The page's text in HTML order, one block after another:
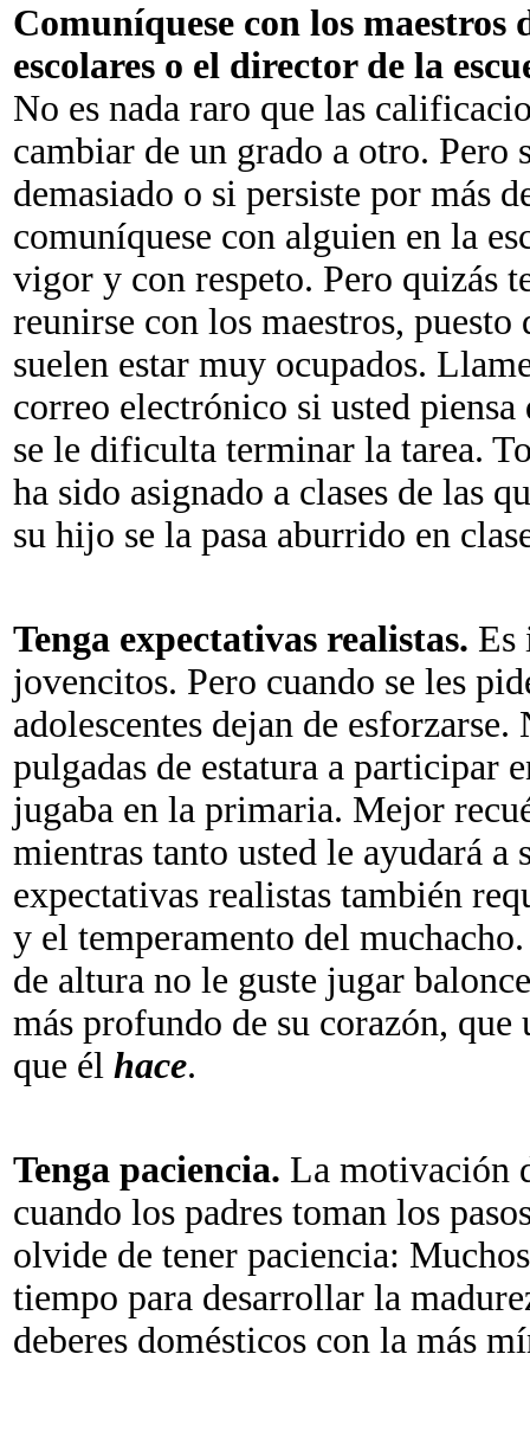
Comuníquese con los maestros
escolares o el director de la
No es nada raro que las
cambiar de un grado a otro. Pero
demasiado o si persiste por más
comuníquese con alguien en la
vigor y con respeto. Pero quizás
reunirse con los maestros,
suelen estar muy ocupados.
correo electrónico si usted
se le dificulta terminar la tarea.
ha sido asignado a clases de las
su hijo se la pasa aburrido en
Tenga expectativas realistas. Es
jovencitos. Pero cuando se les
adolescentes dejan de
pulgadas de estatura a participar
jugaba en la primaria. Mejor
mientras tanto usted le ayudará a
expectativas realistas también
y el temperamento del
de altura no le guste jugar
más profundo de su corazón,
que él hace.
Tenga paciencia. La motivación
cuando los padres toman los
olvide de tener paciencia:
tiempo para desarrollar la
deberes domésticos con la más